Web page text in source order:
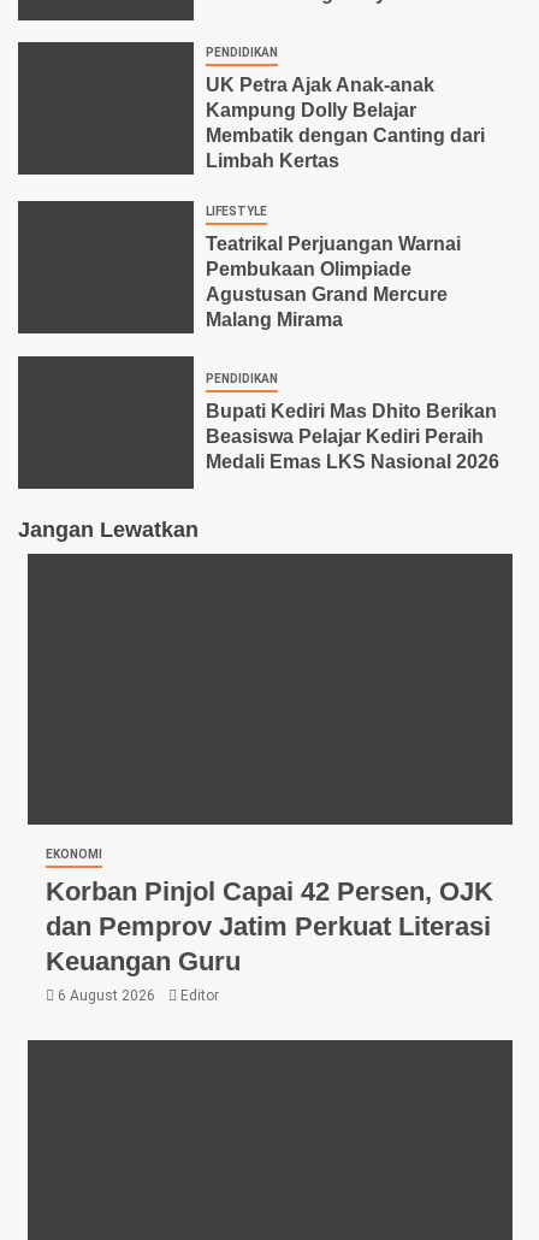
PENDIDIKAN
UK Petra Ajak Anak-anak
Kampung Dolly Belajar
Membatik dengan Canting dari
Limbah Kertas
LIFESTYLE
Teatrikal Perjuangan Warnai
Pembukaan Olimpiade
Agustusan Grand Mercure
Malang Mirama
PENDIDIKAN
Bupati Kediri Mas Dhito Berikan
Beasiswa Pelajar Kediri Peraih
Medali Emas LKS Nasional 2026
Jangan Lewatkan
EKONOMI
Korban Pinjol Capai 42 Persen, OJK
dan Pemprov Jatim Perkuat Literasi
Keuangan Guru
6 August 2026 Editor